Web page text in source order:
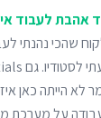
לעבוד
הייתה כאן
על מערכת